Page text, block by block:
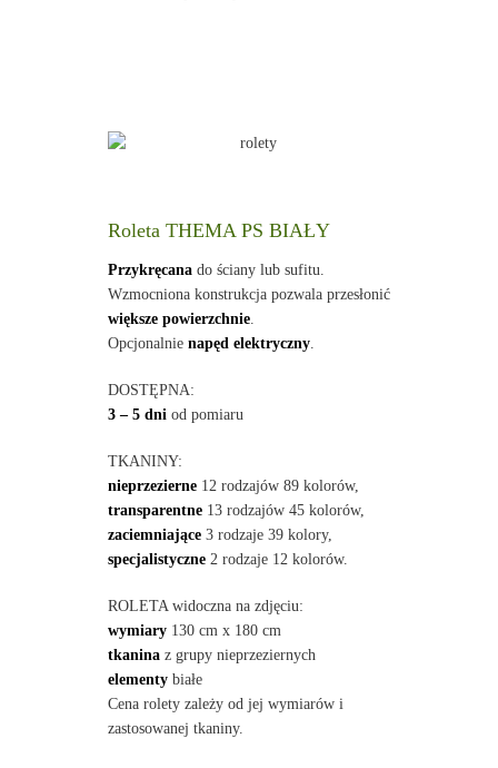
Roleta THEMA PS BIAŁY
Przykręcanado ściany lub sufitu.
Wzmocniona konstrukcja pozwala przesłonić
większe powierzchnie.
Opcjonalnie napęd elektryczny.
DOSTĘPNA:
3 – 5 dniod pomiaru
TKANINY:
nieprzezierne12 rodzajów 89 kolorów,
transparentne13 rodzajów 45 kolorów,
zaciemniające3 rodzaje 39 kolory,
specjalistyczne2 rodzaje 12 kolorów.
ROLETA widoczna na zdjęciu:
wymiary130 cm x 180 cm
tkaninaz grupy nieprzeziernych
elementybiałe
Cena rolety zależy od jej wymiarów i
zastosowanej tkaniny.